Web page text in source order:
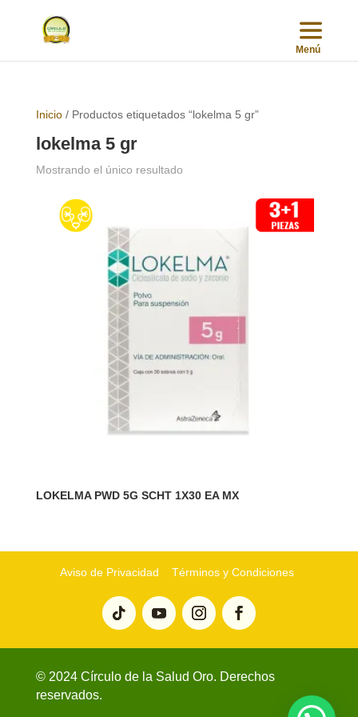
Inicio/ Productos etiquetados “lokelma 5 gr”
lokelma 5 gr
Mostrando el único resultado
LOKELMA PWD 5G SCHT 1X30 EA MX
Aviso de Privacidad Términos y Condiciones
© 2024 Círculo de la Salud Oro. Derechos
reservados.